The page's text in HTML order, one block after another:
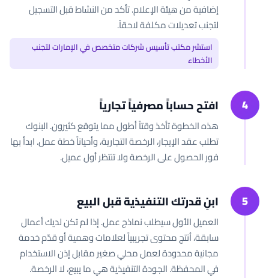
إضافية من هيئة الإعلام. تأكد من النشاط قبل التسجيل
لتجنب تعديلات مكلفة لاحقاً.
استشر مكتب تأسيس شركات متخصص في الإمارات لتجنب
الأخطاء
4 افتح حساباً مصرفياً تجارياً
هذه الخطوة تأخذ وقتاً أطول مما يتوقع كثيرون. البنوك
تطلب عقد الإيجار، الرخصة التجارية، وأحياناً خطة عمل. ابدأ بها
فور الحصول على الرخصة ولا تنتظر أول عميل.
5 ابنِ قدرتك التنفيذية قبل البيع
العميل الأول سيطلب نماذج عمل. إذا لم تكن لديك أعمال
سابقة، أنتج محتوى تجريبياً لعلامات وهمية أو قدّم خدمة
مجانية محدودة لعمل محلي صغير مقابل إذن الاستخدام
في المحفظة. الجودة التنفيذية هي ما يبيع، لا الرخصة.